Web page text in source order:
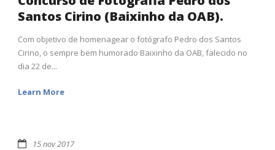
Santos Cirino (Baixinho da OAB).
Com objetivo de homenagear o fotógrafo Pedro dos Santos
Cirino, o sempre bem humorado Baixinho da OAB, falecido no
dia 22 de...
Learn More
15 nov 2017